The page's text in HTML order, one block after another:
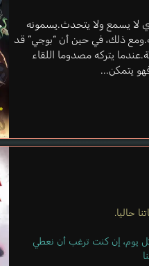
لا يسمع ولا يتحدث.يسمونه
ذلك، في حين أن “بوجي” قد
يتركه مصدوما اللقاء
يتمكن...
حاليا.
كل يوم، إن كنت ترغب أن نعطي